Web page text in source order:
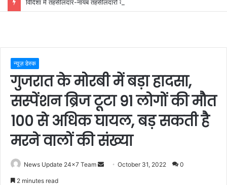
न्यूज़ डेस्क
गुजरात के मोरबी में बड़ा हादसा,
सस्पेंशन ब्रिज टूटा 91 लोगों की मौत
100 से अधिक घायल, बड़ सकती है
मरने वालों की संख्या
News Update 24x7 Team
SendOctober 31, 2022 0
2 minutes read